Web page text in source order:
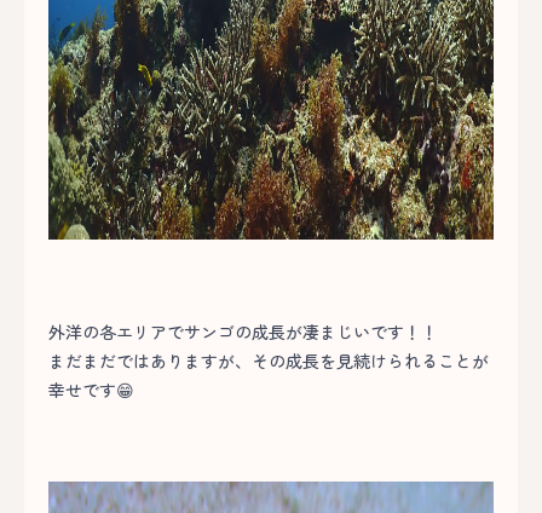
外洋の各エリアでサンゴの成長が凄まじいです！！
まだまだではありますが、その成長を見続けられることが
幸せです😁